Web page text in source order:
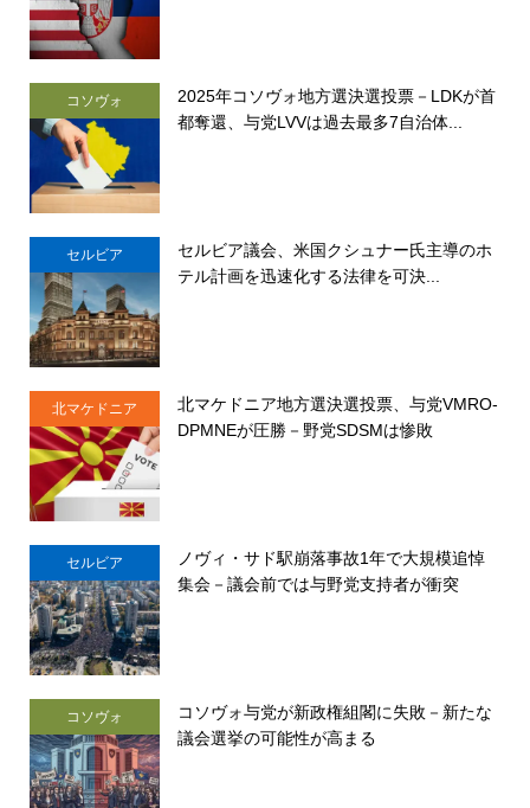
コソヴォ
2025年コソヴォ地方選決選投票－LDKが首
都奪還、与党LVVは過去最多7自治体...
セルビア
セルビア議会、米国クシュナー氏主導のホ
テル計画を迅速化する法律を可決...
北マケドニア
北マケドニア地方選決選投票、与党VMRO-
DPMNEが圧勝－野党SDSMは惨敗
セルビア
ノヴィ・サド駅崩落事故1年で大規模追悼
集会－議会前では与野党支持者が衝突
コソヴォ
コソヴォ与党が新政権組閣に失敗－新たな
議会選挙の可能性が高まる